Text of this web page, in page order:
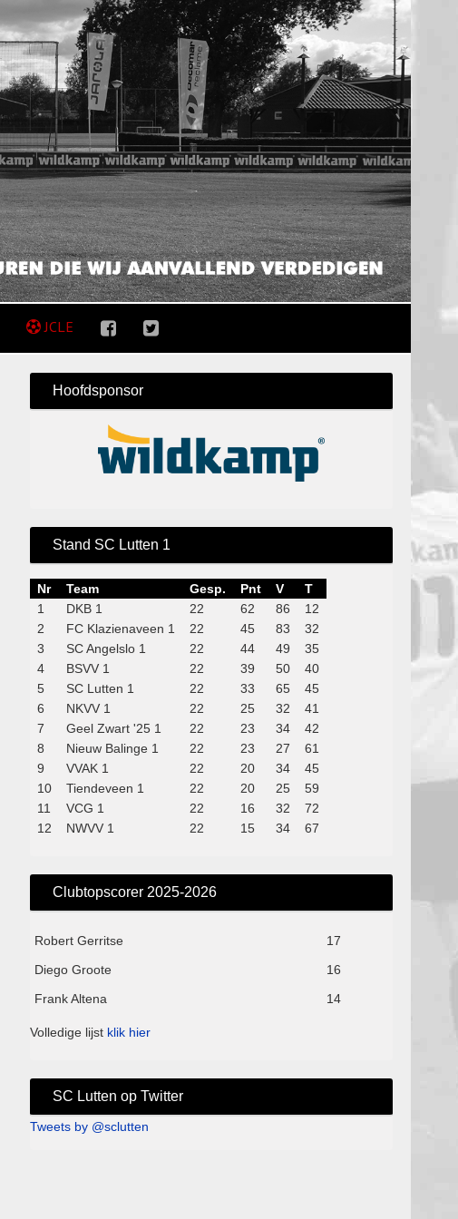
JCLE
Hoofdsponsor
Stand SC Lutten 1
Nr Team Gesp. Pnt V
T
1
DKB 1 22 62 86
12
2
FC Klazienaveen 1 22 45 83
32
3
SC Angelslo 1 22 44 49
35
4
BSVV 1 22 39 50
40
5
SC Lutten 1 22 33 65
45
6
NKVV 1 22 25 32
41
7
Geel Zwart '25 1 22 23 34
42
8
Nieuw Balinge 1 22 23 27
61
9
VVAK 1 22 20 34
45
10
Tiendeveen 1 22 20 25
59
11
VCG 1 22 16 32
72
12
NWVV 1 22 15 34 67
Clubtopscorer 2025-2026
Robert Gerritse
17
Diego Groote
16
Frank Altena
14
Volledige lijst klik hier
SC Lutten op Twitter
Tweets by @sclutten